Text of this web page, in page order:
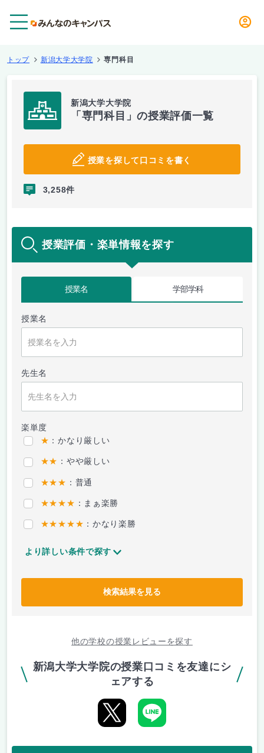
トップ 新潟大学大学院 専門科目
新潟大学大学院
「専門科目」の授業評価一覧
授業を探して口コミを書く
3,258件
授業評価・楽単情報を探す
授業名 学部学科
授業名
先生名
楽単度
★ ：かなり厳しい
★★ ：やや厳しい
★★★ ：普通
★★★★ ：まぁ楽勝
★★★★★ ：かなり楽勝
より詳しい条件で探す
検索結果を見る
他の学校の授業レビューを探す
新潟大学大学院の授業口コミを友達にシ
ェアする